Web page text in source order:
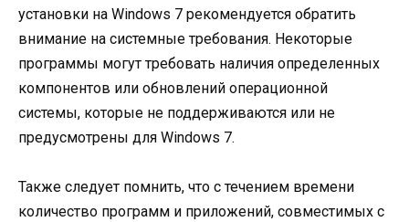
установки на Windows 7 рекомендуется обратить
внимание на системные требования. Некоторые
программы могут требовать наличия определенных
компонентов или обновлений операционной
системы, которые не поддерживаются или не
предусмотрены для Windows 7.
Также следует помнить, что с течением времени
количество программ и приложений, совместимых с